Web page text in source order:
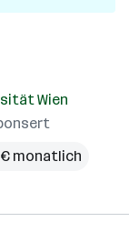
Wien
€ monatlich